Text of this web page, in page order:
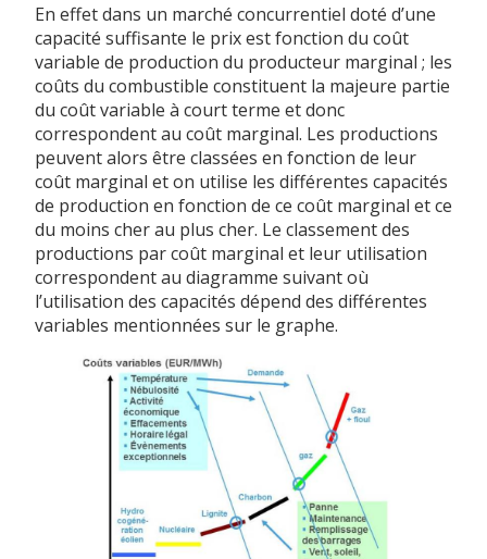
En effet dans un marché concurrentiel doté d’une
capacité suffisante le prix est fonction du coût
variable de production du producteur marginal ; les
coûts du combustible constituent la majeure partie
du coût variable à court terme et donc
correspondent au coût marginal. Les productions
peuvent alors être classées en fonction de leur
coût marginal et on utilise les différentes capacités
de production en fonction de ce coût marginal et ce
du moins cher au plus cher. Le classement des
productions par coût marginal et leur utilisation
correspondent au diagramme suivant où
l’utilisation des capacités dépend des différentes
variables mentionnées sur le graphe.